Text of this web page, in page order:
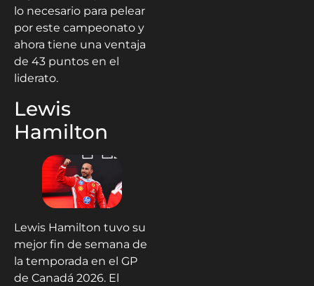
lo necesario para pelear
por este campeonato y
ahora tiene una ventaja
de 43 puntos en el
liderato.
Lewis
Hamilton
Lewis Hamilton tuvo su
mejor fin de semana de
la temporada en el GP
de Canadá 2026. El